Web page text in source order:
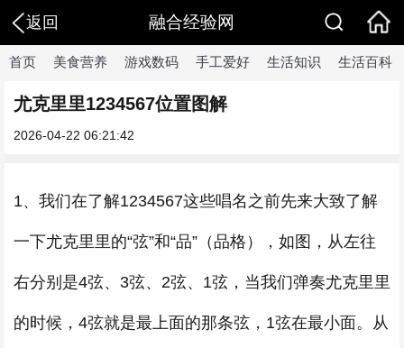
返回 融合经验网
首页 美食营养 游戏数码 手工爱好 生活知识 生活百科
尤克里里1234567位置图解
2026-04-22 06:21:42
1、我们在了解1234567这些唱名之前先来大致了解
一下尤克里里的“弦”和“品”（品格），如图，从左往
右分别是4弦、3弦、2弦、1弦，当我们弹奏尤克里里
的时候，4弦就是最上面的那条弦，1弦在最小面。从